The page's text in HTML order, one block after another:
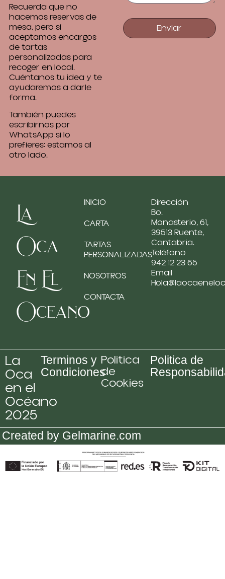
Recuerda que no
hacemos reservas de
mesa, pero sí
aceptamos encargos
de tartas
personalizadas para
recoger en local.
Cuéntanos tu idea y te
ayudaremos a darle
forma.
También puedes
escribirnos por
WhatsApp si lo
prefieres: estamos al
otro lado.
Enviar
La
Oca
En El
Oceano
INICIO
CARTA
TARTAS
PERSONALIZADAS
NOSOTROS
CONTACTA
Dirección
Bo.
Monasterio, 61,
39513 Ruente,
Cantabria.
Teléfono
942 12 23 65
Email
La
Oca
en el
Océano
2025
Terminos y
Condiciones
Politica
de
Cookies
Politica de
Created by Gelmarine.com